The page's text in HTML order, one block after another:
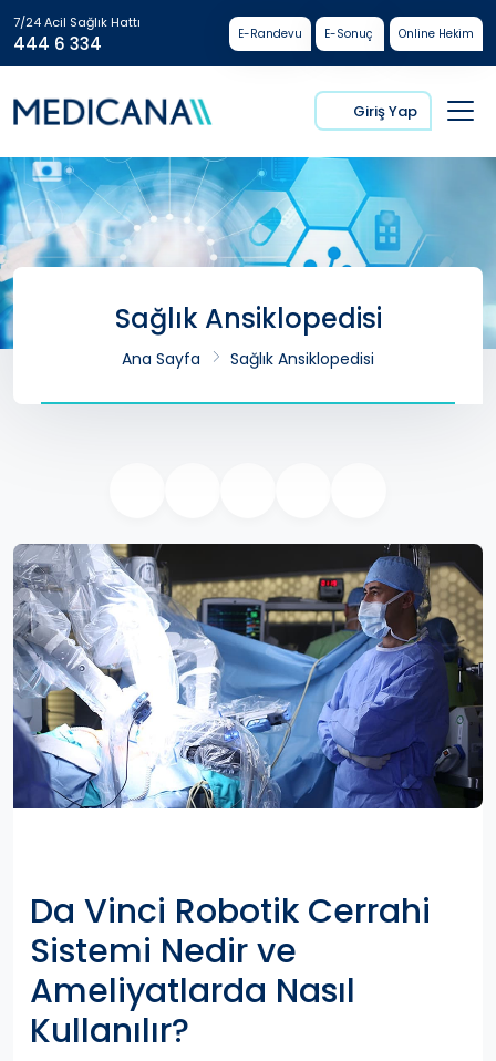
7/24 Acil Sağlık Hattı
444 6 334 E-Randevu E-Sonuç Online Hekim
Giriş Yap
Sağlık Ansiklopedisi
Ana Sayfa Sağlık Ansiklopedisi
Da Vinci Robotik Cerrahi
Sistemi Nedir ve
Ameliyatlarda Nasıl
Kullanılır?